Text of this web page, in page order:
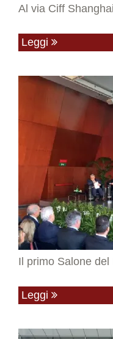
Al via Ciff
Leggi
Il primo Salone
Leggi